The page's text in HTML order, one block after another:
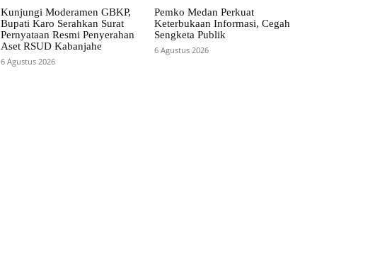
Kunjungi Moderamen GBKP,
Bupati Karo Serahkan Surat
Pernyataan Resmi Penyerahan
Aset RSUD Kabanjahe
6 Agustus 2026
Pemko Medan Perkuat
Keterbukaan Informasi, Cegah
Sengketa Publik
6 Agustus 2026